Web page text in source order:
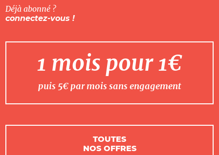
Déjà abonné ?
connectez-vous !
1 mois pour 1€
puis 5€ par mois sans engagement
TOUTES
NOS OFFRES